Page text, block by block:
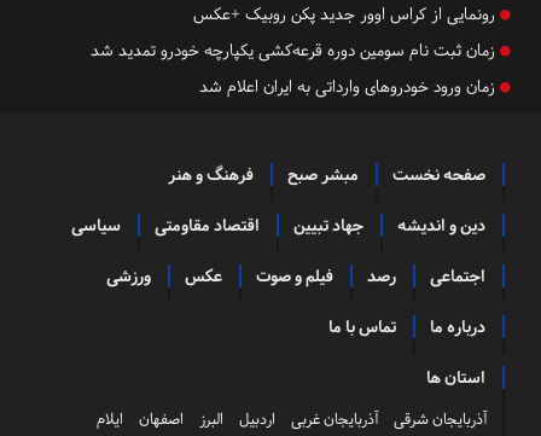
رونمایی از کراس اوور جدید پکن روبیک +عکس
زمان ثبت نام سومین دوره قرعه‌کشی یکپارچه خودرو تمدید شد
زمان ورود خودروهای وارداتی به ایران اعلام شد
صفحه نخست مبشر صبح فرهنگ و هنر
دین و اندیشه جهاد تبیین اقتصاد مقاومتی سیاسی
اجتماعی رصد فیلم و صوت عکس ورزشی
درباره ما تماس با ما
استان ها
آذربایجان شرقی آذربایجان غربی اردبیل البرز اصفهان
ایلام